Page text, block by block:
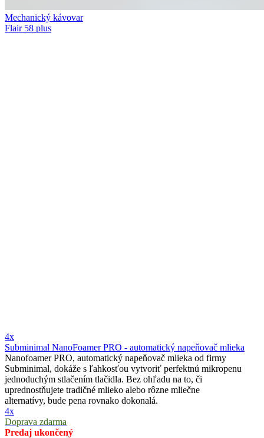
Mechanický kávovar
Flair 58 plus
4x
Subminimal NanoFoamer PRO - automatický napeňovač mlieka
Nanofoamer PRO, automatický napeňovač mlieka od firmy
Subminimal, dokáže s ľahkosťou vytvoriť perfektnú mikropenu
jednoduchým stlačením tlačidla. Bez ohľadu na to, či
uprednostňujete tradičné mlieko alebo rôzne mliečne
alternatívy, bude pena rovnako dokonalá.
4x
Doprava zdarma
Predaj ukončený